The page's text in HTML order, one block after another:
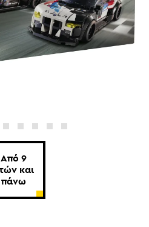
Από 9
και
πάνω